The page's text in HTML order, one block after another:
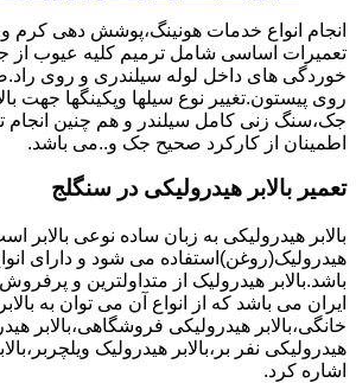
انجام انواع خدمات هونینگ،پوشش دهی کرم و
تعمیرات اساسی شامل ترمیم کلیه عیوب از
خوردگی های داخل لوله سیلندری و روی
روی پیستون.تغییر نوع سیلها وپکینگها جهت
جک،سنگ زنی کامل سیلندر و هم چنین
اطمینان از کارکرد صحیح جک و..می باشد.
تعمیر بالابر هیدرولیکی در سنگلج
بالابر هیدرولیکی به زبان ساده نوعی بالابر
هیدرولیک(روغن)استفاده می شود و دارای
باشد.بالابر هیدرولیک از متداولترین و پرفروش
ایران می باشد که از انواع آن می توان به
خانگی،بالابر هیدرولیکی فروشگاهی،بالابر
هیدرولیکی نفر بر،بالابر هیدرولیک
اشاره کرد.